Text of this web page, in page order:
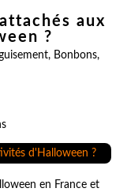
aux
?
, Bonbons,
en France et